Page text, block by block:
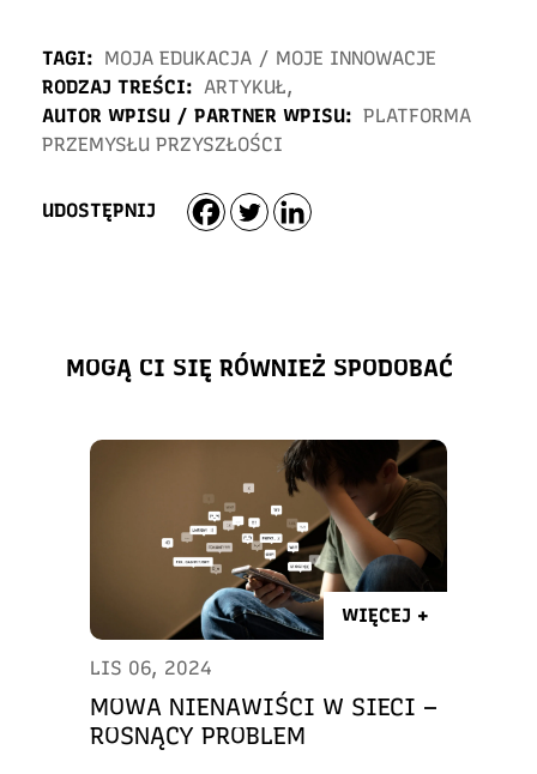
TAGI: MOJA EDUKACJA / MOJE INNOWACJE
RODZAJ TREŚCI: ARTYKUŁ,
AUTOR WPISU / PARTNER WPISU: PLATFORMA
PRZEMYSŁU PRZYSZŁOŚCI
UDOSTĘPNIJ
MOGĄ CI SIĘ RÓWNIEŻ SPODOBAĆ
WIĘCEJ +
LIS 06, 2024
MOWA NIENAWIŚCI W SIECI –
ROSNĄCY PROBLEM